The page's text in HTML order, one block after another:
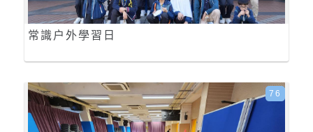
常識户外學習日
76